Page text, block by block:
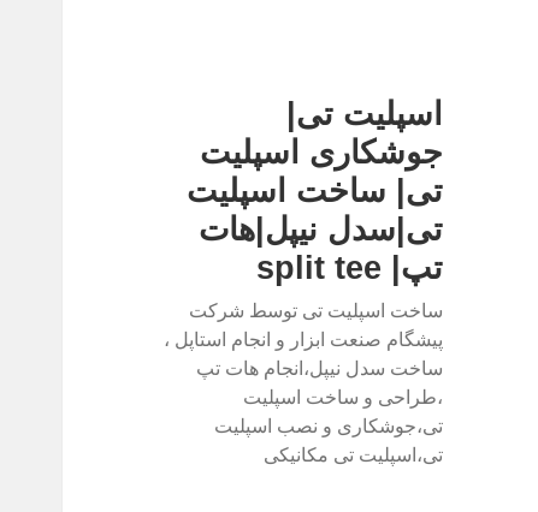
اسپلیت تی|
جوشکاری اسپلیت
تی| ساخت اسپلیت
تی|سدل نیپل|هات
تپ| split tee
ساخت اسپلیت تی توسط شرکت
پیشگام صنعت ابزار و انجام استاپل ،
ساخت سدل نیپل،انجام هات تپ
،طراحی و ساخت اسپلیت
تی،جوشکاری و نصب اسپلیت
تی،اسپلیت تی مکانیکی